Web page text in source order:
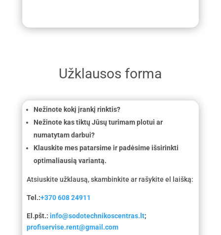
Užklausos forma
Nežinote kokį įrankį rinktis?
Nežinote kas tiktų Jūsų turimam plotui ar
numatytam darbui?
Klauskite mes patarsime ir padėsime išsirinkti
optimaliausią variantą.
Atsiuskite užklausą, skambinkite ar rašykite el laišką:
Tel.:+370 608 24911
El.pšt.: info@sodotechnikoscentras.lt;
profiservise.rent@gmail.com